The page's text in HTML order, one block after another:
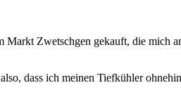
Markt Zwetschgen gekauft, die mich
dass ich meinen Tiefkühler